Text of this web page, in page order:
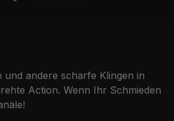
und andere scharfe Klingen in
Action. Wenn Ihr Schmieden